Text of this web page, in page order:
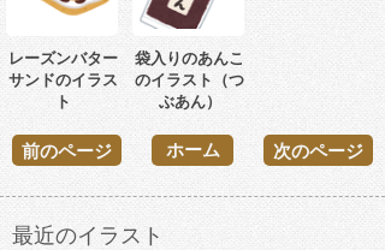
レーズンバター
サンドのイラス
ト
袋入りのあんこ
のイラスト（つ
ぶあん）
前のページ 次のページ
ホーム
最近のイラスト